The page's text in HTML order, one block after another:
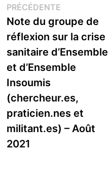
de
l’article
PRÉCÉDENTEPublication
précédente :
Note du groupe de
réflexion sur la crise
sanitaire d’Ensemble
et d’Ensemble
Insoumis
(chercheur.es,
praticien.nes et
militant.es) – Août
2021